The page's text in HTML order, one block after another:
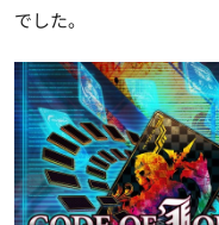
でした。